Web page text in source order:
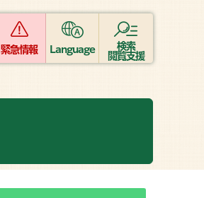
緊急情報 Language
検索
閲覧支援